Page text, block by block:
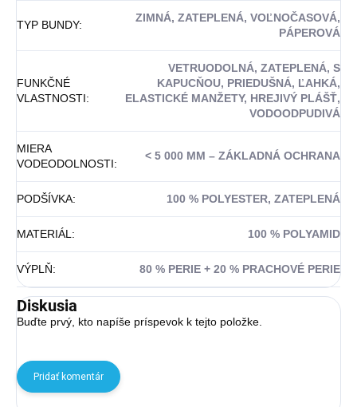
TYP BUNDY:
ZIMNÁ, ZATEPLENÁ, VOĽNOČASOVÁ,
PÁPEROVÁ
FUNKČNÉ
VLASTNOSTI:
VETRUODOLNÁ, ZATEPLENÁ, S
KAPUCŇOU, PRIEDUŠNÁ, ĽAHKÁ,
ELASTICKÉ MANŽETY, HREJIVÝ PLÁŠŤ,
VODOODPUDIVÁ
MIERA
VODEODOLNOSTI:
< 5 000 MM – ZÁKLADNÁ OCHRANA
PODŠÍVKA: 100 % POLYESTER, ZATEPLENÁ
MATERIÁL : 100 % POLYAMID
VÝPLŇ: 80 % PERIE + 20 % PRACHOVÉ PERIE
Diskusia
Buďte prvý, kto napíše príspevok k tejto položke.
Pridať komentár